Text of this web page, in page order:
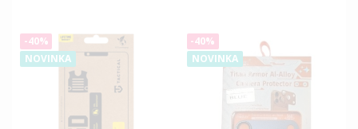
-40%
NOVINKA
-40%
NOVINKA